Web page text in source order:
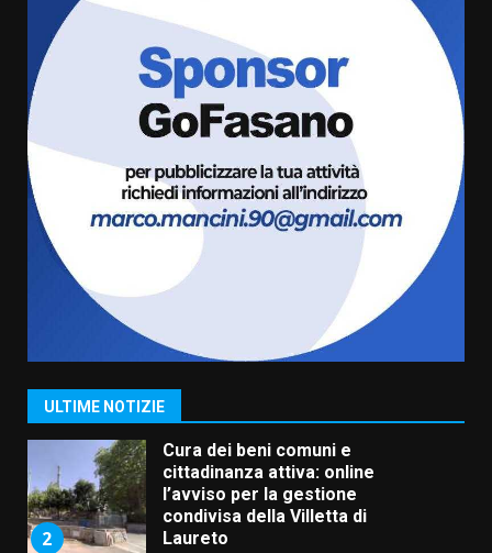
ULTIME NOTIZIE
Residenti di Savelletri scrivono
al Prefetto: “Noi cittadini di
serie B”
5 Agosto 2026 06:15
A Savelletri torna la Sagra del
Pesce Spada: appuntamento a
sabato 8 agosto
5 Agosto 2026 06:10
1
Grazia Neglia, coordinatrice
cittadina di Fratelli d’Italia,
pronta a tornare in Consiglio
2
Cura dei beni comuni e
cittadinanza attiva: online
l’avviso per la gestione
condivisa della Villetta di
Laureto